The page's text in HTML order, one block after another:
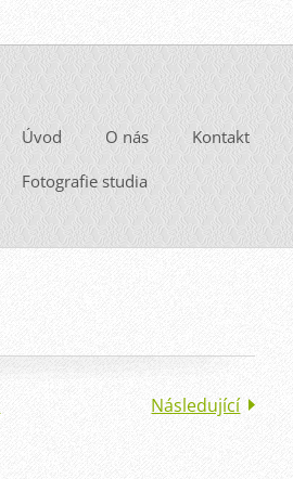
Úvod O nás Kontakt
Fotografie studia
Následující